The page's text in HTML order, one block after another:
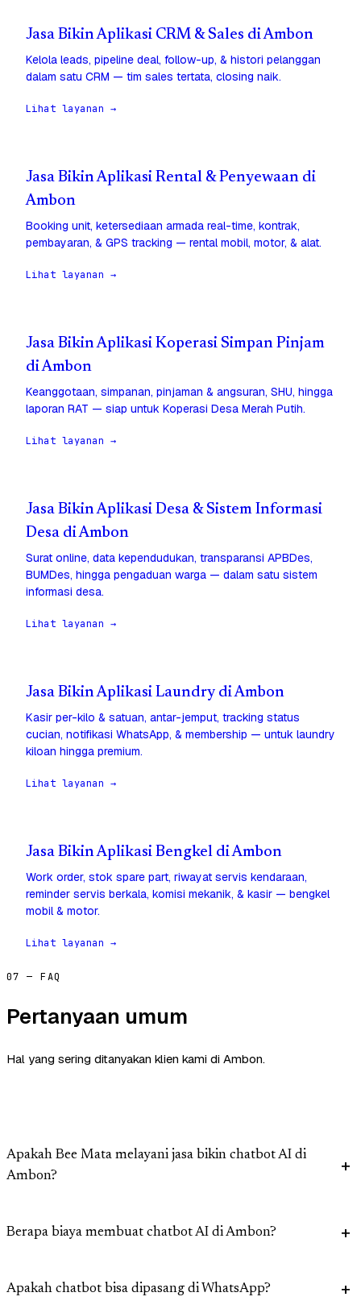
Jasa Bikin Aplikasi CRM & Sales di Ambon
Kelola leads, pipeline deal, follow-up, & histori pelanggan
dalam satu CRM — tim sales tertata, closing naik.
Lihat layanan →
Jasa Bikin Aplikasi Rental & Penyewaan di
Ambon
Booking unit, ketersediaan armada real-time, kontrak,
pembayaran, & GPS tracking — rental mobil, motor, & alat.
Lihat layanan →
Jasa Bikin Aplikasi Koperasi Simpan Pinjam
di Ambon
Keanggotaan, simpanan, pinjaman & angsuran, SHU, hingga
laporan RAT — siap untuk Koperasi Desa Merah Putih.
Lihat layanan →
Jasa Bikin Aplikasi Desa & Sistem Informasi
Desa di Ambon
Surat online, data kependudukan, transparansi APBDes,
BUMDes, hingga pengaduan warga — dalam satu sistem
informasi desa.
Lihat layanan →
Jasa Bikin Aplikasi Laundry di Ambon
Kasir per-kilo & satuan, antar-jemput, tracking status
cucian, notifikasi WhatsApp, & membership — untuk laundry
kiloan hingga premium.
Lihat layanan →
Jasa Bikin Aplikasi Bengkel di Ambon
Work order, stok spare part, riwayat servis kendaraan,
reminder servis berkala, komisi mekanik, & kasir — bengkel
mobil & motor.
Lihat layanan →
07 — FAQ
Pertanyaan umum
Hal yang sering ditanyakan klien kami di Ambon.
Apakah Bee Mata melayani jasa bikin chatbot AI di
Ambon?
Berapa biaya membuat chatbot AI di Ambon?
Apakah chatbot bisa dipasang di WhatsApp?